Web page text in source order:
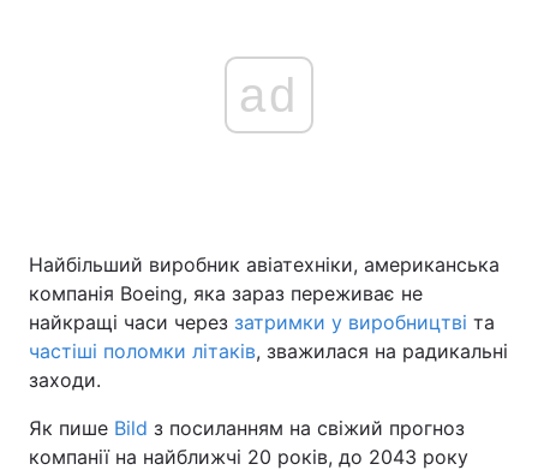
ad
Найбільший виробник авіатехніки, американська
компанія Boeing, яка зараз переживає не
найкращі часи через затримки у виробництві та
частіші поломки літаків, зважилася на радикальні
заходи.
Як пише Bild з посиланням на свіжий прогноз
компанії на найближчі 20 років, до 2043 року